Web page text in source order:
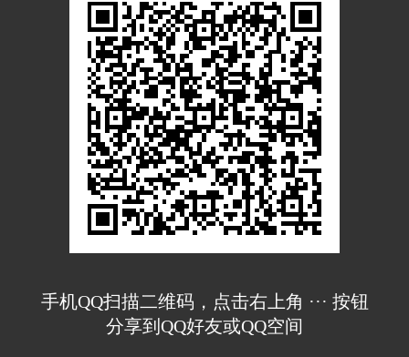
手机QQ扫描二维码，点击右上角 ··· 按钮
分享到QQ好友或QQ空间